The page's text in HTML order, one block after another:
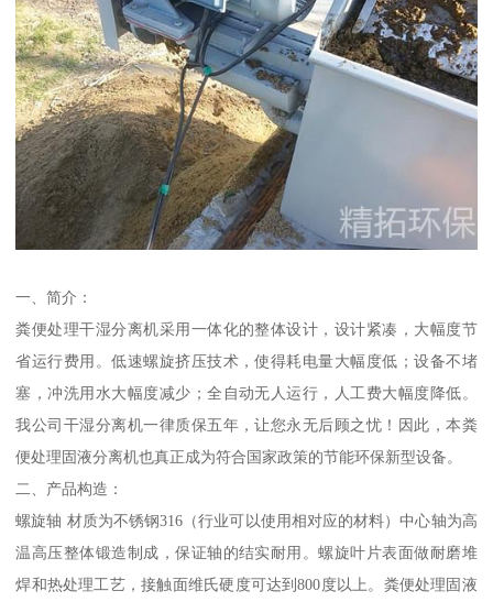
一、简介：
粪便处理干湿分离机采用一体化的整体设计，设计紧凑，大幅度节
省运行费用。低速螺旋挤压技术，使得耗电量大幅度低；设备不堵
塞，冲洗用水大幅度减少；全自动无人运行，人工费大幅度降低。
我公司干湿分离机一律质保五年，让您永无后顾之忧！因此，本粪
便处理固液分离机也真正成为符合国家政策的节能环保新型设备。
二、产品构造：
螺旋轴 材质为不锈钢316（行业可以使用相对应的材料）中心轴为高
温高压整体锻造制成，保证轴的结实耐用。螺旋叶片表面做耐磨堆
焊和热处理工艺，接触面维氏硬度可达到800度以上。粪便处理固液